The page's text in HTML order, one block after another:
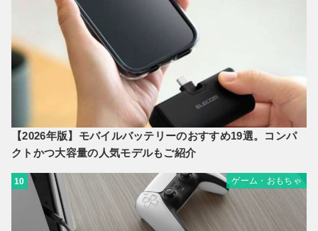
【2026年版】モバイルバッテリーのおすすめ19選。コンパ
クトかつ大容量の人気モデルもご紹介
10 ゲーム・おもちゃ